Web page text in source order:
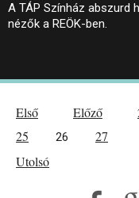
A TÁP Színház abszurd
nézők a REÖK-ben.
Első Előző
25
26 27
Utolsó